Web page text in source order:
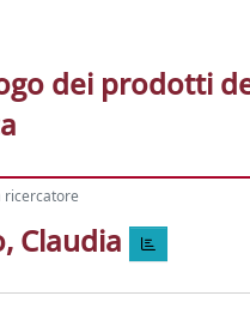
dei prodotti
ricercatore
Claudia